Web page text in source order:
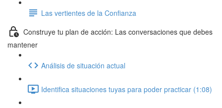
Las vertientes de la Confianza
Construye tu plan de acción: Las conversaciones que debes
mantener
Análisis de situación actual
Identifica situaciones tuyas para poder practicar (1:08)